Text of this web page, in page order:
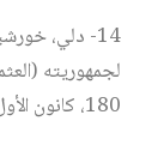
14- دلي،
لجمهوريته
180، كانون الأول/ ديسمبر 2016. ص 68-72.